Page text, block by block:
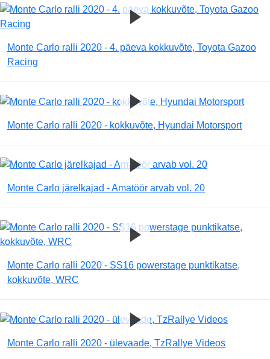
Monte Carlo ralli 2020 - 4. päeva kokkuvõte, Toyota Gazoo
Racing
Monte Carlo ralli 2020 - kokkuvõte, Hyundai Motorsport
Monte Carlo järelkajad - Amatöör arvab vol. 20
Monte Carlo ralli 2020 - SS16 powerstage punktikatse,
kokkuvõte, WRC
Monte Carlo ralli 2020 - ülevaade, TzRallye Videos